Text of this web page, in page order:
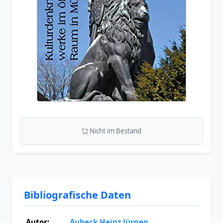
Nicht im Bestand
Bibliografische Daten